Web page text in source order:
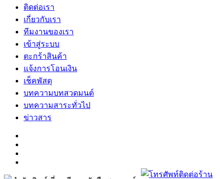
ติดต่อเรา
เกี่ยวกับเรา
ทีมงานของเรา
เข้าสู่ระบบ
ตะกร้าสินค้า
แจ้งการโอนเงิน
เช็คพัสดุ
บทความบทสวดมนต์
บทความสาระทั่วไป
ข่าวสาร